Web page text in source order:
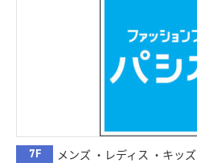
7F
メンズ ・レディス ・キッズ